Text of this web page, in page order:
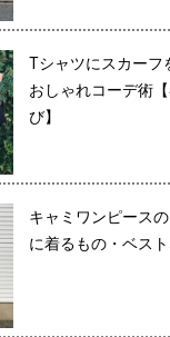
Tシャツにスカーフ
おしゃれコーデ術
び】
キャミワンピース
に着るもの・ベス